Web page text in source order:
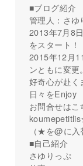
■ブログ紹介
管理人：さゆ
2013年7月8
をスタート！
2015年12月
ンともに変更。
好奇心が赴く
日々をEnjoy
お問合せはこ
（★を@に入
■自己紹介
さゆりっぷ